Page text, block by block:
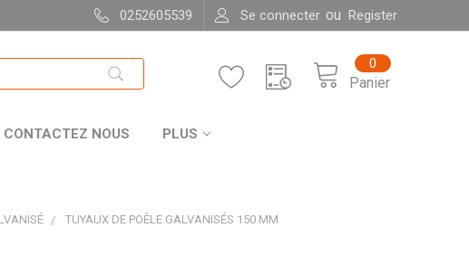
0252605539 Se connecter ou Register
Panier
0
CONTACTEZ NOUS PLUS
TUYAUX DE POÊLE GALVANISÉS 150 MM